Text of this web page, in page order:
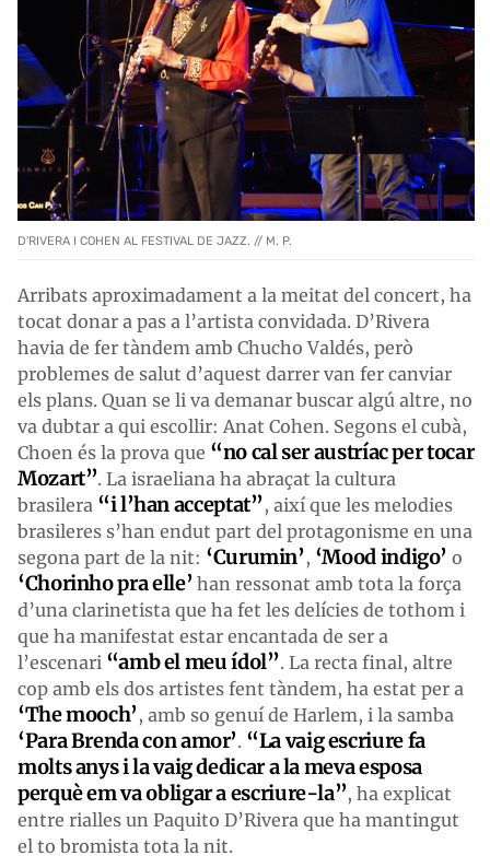
D'RIVERA I COHEN AL FESTIVAL DE JAZZ. // M. P.
Arribats aproximadament a la meitat del concert, ha
tocat donar a pas a l’artista convidada. D’Rivera
havia de fer tàndem amb Chucho Valdés, però
problemes de salut d’aquest darrer van fer canviar
els plans. Quan se li va demanar buscar algú altre, no
va dubtar a qui escollir: Anat Cohen. Segons el cubà,
Choen és la prova que “no cal ser austríac per tocar
Mozart”. La israeliana ha abraçat la cultura
brasilera “i l’han acceptat”, així que les melodies
brasileres s’han endut part del protagonisme en una
segona part de la nit: ‘Curumin’, ‘Mood indigo’ o
‘Chorinho pra elle’ han ressonat amb tota la força
d’una clarinetista que ha fet les delícies de tothom i
que ha manifestat estar encantada de ser a
l’escenari “amb el meu ídol”. La recta final, altre
cop amb els dos artistes fent tàndem, ha estat per a
‘The mooch’, amb so genuí de Harlem, i la samba
‘Para Brenda con amor’. “La vaig escriure fa
molts anys i la vaig dedicar a la meva esposa
perquè em va obligar a escriure-la”, ha explicat
entre rialles un Paquito D’Rivera que ha mantingut
el to bromista tota la nit.